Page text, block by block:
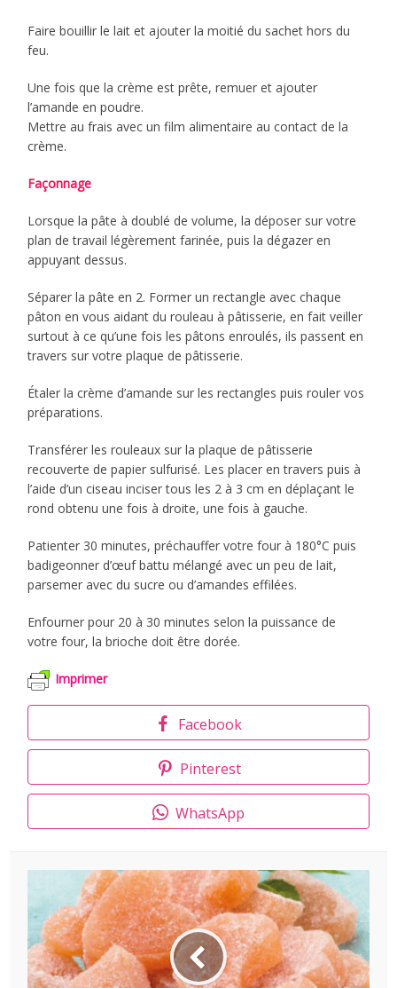
Faire bouillir le lait et ajouter la moitié du sachet hors du
feu.
Une fois que la crème est prête, remuer et ajouter
l’amande en poudre.
Mettre au frais avec un film alimentaire au contact de la
crème.
Façonnage
Lorsque la pâte à doublé de volume, la déposer sur votre
plan de travail légèrement farinée, puis la dégazer en
appuyant dessus.
Séparer la pâte en 2. Former un rectangle avec chaque
pâton en vous aidant du rouleau à pâtisserie, en fait veiller
surtout à ce qu’une fois les pâtons enroulés, ils passent en
travers sur votre plaque de pâtisserie.
Étaler la crème d’amande sur les rectangles puis rouler vos
préparations.
Transférer les rouleaux sur la plaque de pâtisserie
recouverte de papier sulfurisé. Les placer en travers puis à
l’aide d’un ciseau inciser tous les 2 à 3 cm en déplaçant le
rond obtenu une fois à droite, une fois à gauche.
Patienter 30 minutes, préchauffer votre four à 180°C puis
badigeonner d’œuf battu mélangé avec un peu de lait,
parsemer avec du sucre ou d’amandes effilées.
Enfourner pour 20 à 30 minutes selon la puissance de
votre four, la brioche doit être dorée.
Imprimer
Facebook
Pinterest
WhatsApp